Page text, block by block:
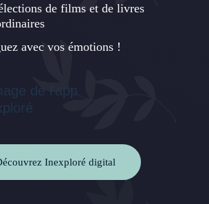
de films et de livres
avec vos émotions !
Inexploré digital